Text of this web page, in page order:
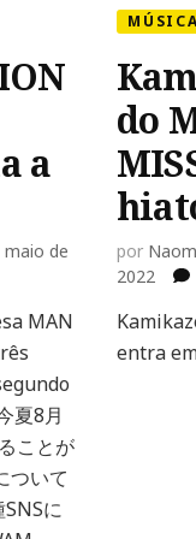
a
maio de
MAN
夏8月
ことが
ついて
に
do
por
2022
entra